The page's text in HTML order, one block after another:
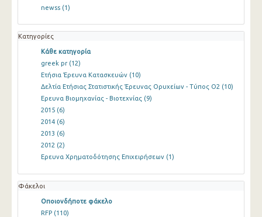
newss (1)
Κατηγορίες
Κάθε κατηγορία
greek pr (12)
Ετήσια Έρευνα Κατασκευών (10)
Δελτία Ετήσιας Στατιστικής Έρευνας Ορυχείων - Τύπος Ο2 (10)
Ερευνα Βιομηχανίας - Βιοτεχνίας (9)
2015 (6)
2014 (6)
2013 (6)
2012 (2)
Ερευνα Χρηματοδότησης Επιχειρήσεων (1)
Φάκελοι
Οποιονδήποτε φάκελο
RFP (110)